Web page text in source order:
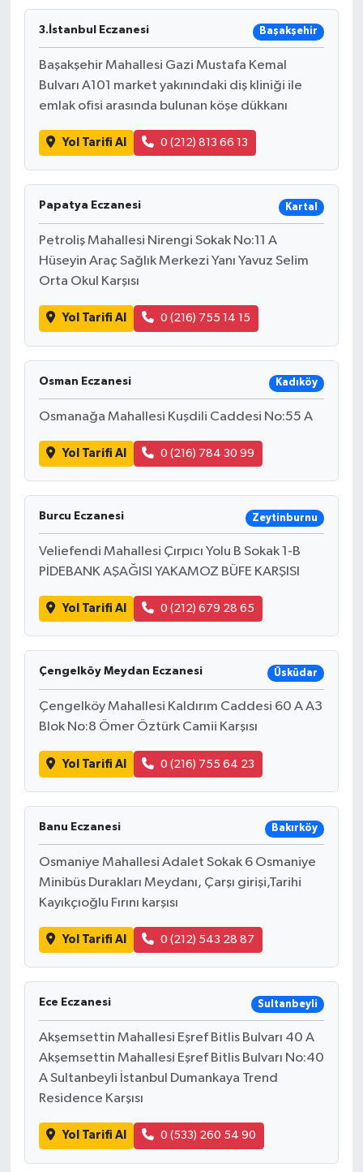
3.İstanbul Eczanesi Başakşehir
Başakşehir Mahallesi Gazi Mustafa Kemal
Bulvarı A101 market yakınındaki diş kliniği ile
emlak ofisi arasında bulunan köşe dükkanı
Yol Tarifi Al 0 (212) 813 66 13
Papatya Eczanesi Kartal
Petroliş Mahallesi Nirengi Sokak No:11 A
Hüseyin Araç Sağlık Merkezi Yanı Yavuz Selim
Orta Okul Karşısı
Yol Tarifi Al 0 (216) 755 14 15
Osman Eczanesi Kadıköy
Osmanağa Mahallesi Kuşdili Caddesi No:55 A
Yol Tarifi Al 0 (216) 784 30 99
Burcu Eczanesi Zeytinburnu
Veliefendi Mahallesi Çırpıcı Yolu B Sokak 1-B
PİDEBANK AŞAĞISI YAKAMOZ BÜFE KARŞISI
Yol Tarifi Al 0 (212) 679 28 65
Çengelköy Meydan Eczanesi Üsküdar
Çengelköy Mahallesi Kaldırım Caddesi 60 A A3
Blok No:8 Ömer Öztürk Camii Karşısı
Yol Tarifi Al 0 (216) 755 64 23
Banu Eczanesi Bakırköy
Osmaniye Mahallesi Adalet Sokak 6 Osmaniye
Minibüs Durakları Meydanı, Çarşı girişi,Tarihi
Kayıkçıoğlu Fırını karşısı
Yol Tarifi Al 0 (212) 543 28 87
Ece Eczanesi Sultanbeyli
Akşemsettin Mahallesi Eşref Bitlis Bulvarı 40 A
Akşemsettin Mahallesi Eşref Bitlis Bulvarı No:40
A Sultanbeyli İstanbul Dumankaya Trend
Residence Karşısı
Yol Tarifi Al 0 (533) 260 54 90